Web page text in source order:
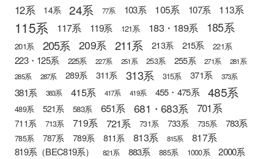
12系 14系 24系 77系 103系 105系 107系 113系
115系 117系 119系 121系 183・189系 185系
201系 205系 209系 211系 213系 215系 221系
223・125系 225系 227系 251系 253系 255系 271系
281系
285系
287系 289系 311系 313系 315系 371系 373系
381系 383系 415系 417系 419系 455・475系 485系
489系 521系 583系 651系 681・683系 701系
711系 713系 719系 721系 731系 733系 735系 783系
785系 787系 789系 811系 813系 815系 817系
819系（BEC819系） 821系 883系 885系 1000系 2000系